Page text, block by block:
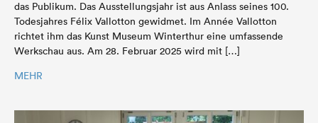
das Publikum. Das Ausstellungsjahr ist aus Anlass seines 100.
Todesjahres Félix Vallotton gewidmet. Im Année Vallotton
richtet ihm das Kunst Museum Winterthur eine umfassende
Werkschau aus. Am 28. Februar 2025 wird mit […]
MEHR